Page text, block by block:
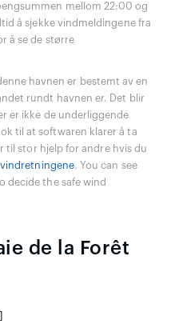
mellom 22:00 og
å sjekke vindmeldingene fra
å se de større
havnen er bestemt av en
rundt havnen er. Det blir
er ikke de underliggende
til at softwaren klarer å ta
til stor hjelp for andre hvis du
. You can see
decide the safe wind
de la Forêt